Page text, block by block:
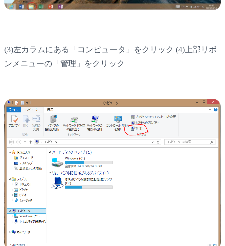
(3)左カラムにある「コンピュータ」をクリック (4)上部リボ
ンメニューの「管理」をクリック